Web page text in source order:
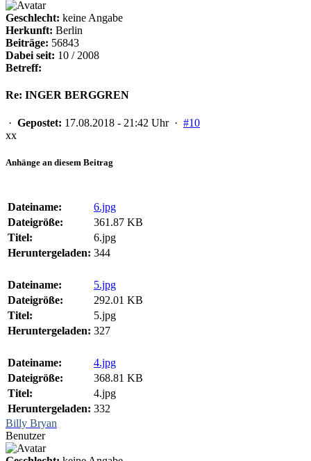
Geschlecht: keine Angabe
Herkunft: Berlin
Beiträge: 56843
Dabei seit: 10 / 2008
Betreff:
Re: INGER BERGGREN
· Gepostet: 17.08.2018 - 21:42 Uhr · #10
xx
Anhänge an diesem Beitrag
Dateiname:
6.jpg
Dateigröße:
361.87 KB
Titel:
6.jpg
Heruntergeladen: 344
Dateiname:
5.jpg
Dateigröße:
292.01 KB
Titel:
5.jpg
Heruntergeladen: 327
Dateiname:
4.jpg
Dateigröße:
368.81 KB
Titel:
4.jpg
Heruntergeladen: 332
Billy Bryan
Benutzer